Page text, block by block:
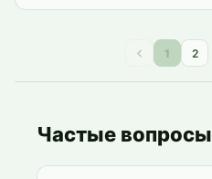
1 2
Частые вопросы